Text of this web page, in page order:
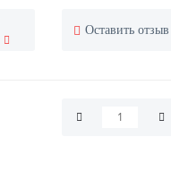
Оставить отзыв